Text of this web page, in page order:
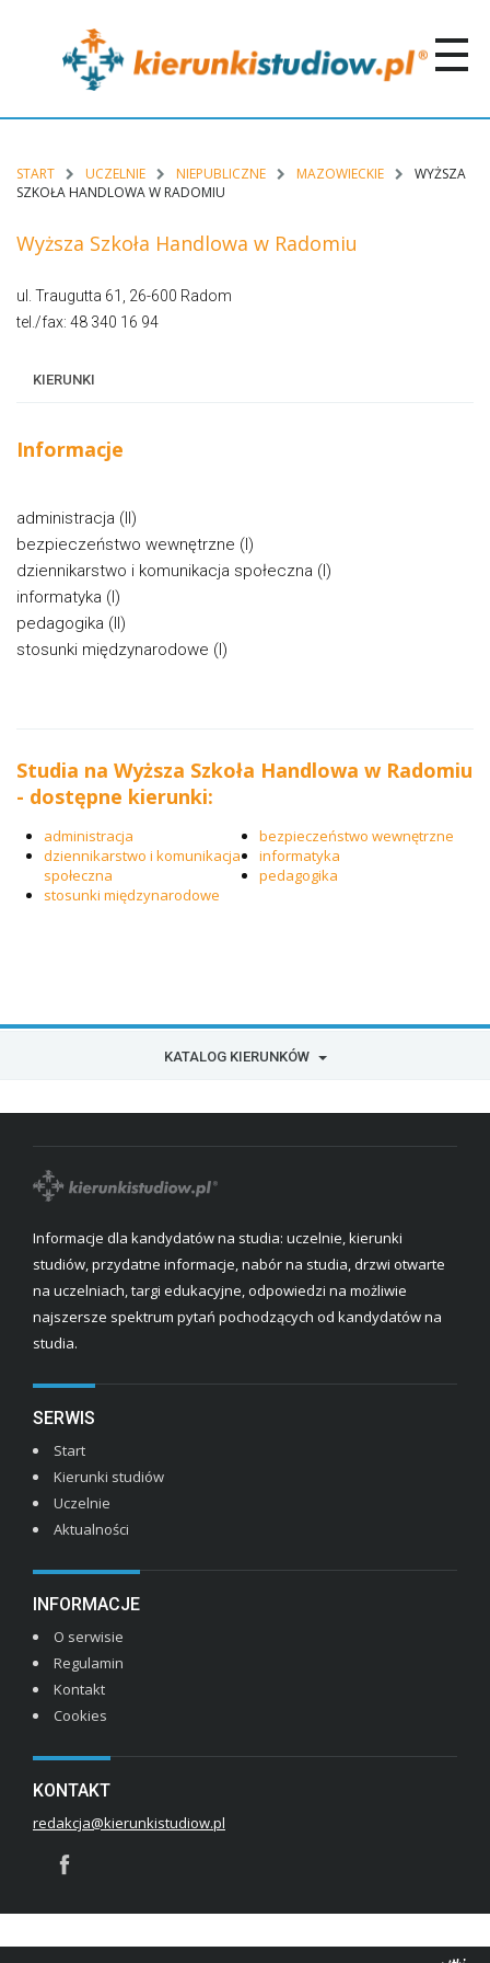
START UCZELNIE NIEPUBLICZNE MAZOWIECKIE
WYŻSZA
SZKOŁA HANDLOWA W RADOMIU
Wyższa Szkoła Handlowa w Radomiu
ul. Traugutta 61, 26-600 Radom
tel./fax: 48 340 16 94
KIERUNKI
Informacje
administracja (II)
bezpieczeństwo wewnętrzne (I)
dziennikarstwo i komunikacja społeczna (I)
informatyka (I)
pedagogika (II)
stosunki międzynarodowe (I)
Studia na Wyższa Szkoła Handlowa w Radomiu
- dostępne kierunki:
administracja
bezpieczeństwo wewnętrzne
dziennikarstwo i komunikacja
społeczna
informatyka
pedagogika
stosunki międzynarodowe
KATALOG KIERUNKÓW
Informacje dla kandydatów na studia: uczelnie, kierunki
studiów, przydatne informacje, nabór na studia, drzwi otwarte
na uczelniach, targi edukacyjne, odpowiedzi na możliwie
najszersze spektrum pytań pochodzących od kandydatów na
studia.
SERWIS
Start
Kierunki studiów
Uczelnie
Aktualności
INFORMACJE
O serwisie
Regulamin
Kontakt
Cookies
KONTAKT
redakcja@kierunkistudiow.pl